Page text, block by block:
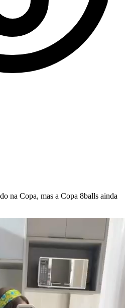
na Copa, mas a Copa 8balls ainda